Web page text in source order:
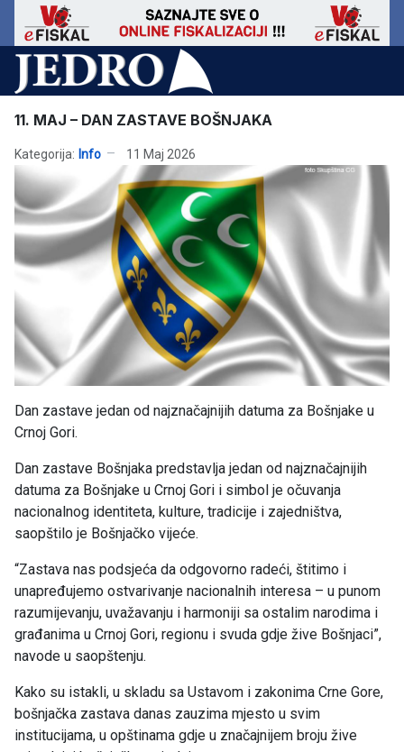
11. MAJ – DAN ZASTAVE BOŠNJAKA
Kategorija: Info 11 Maj 2026
Dan zastave jedan od najznačajnijih datuma za Bošnjake u
Crnoj Gori.
Dan zastave Bošnjaka predstavlja jedan od najznačajnijih
datuma za Bošnjake u Crnoj Gori i simbol je očuvanja
nacionalnog identiteta, kulture, tradicije i zajedništva,
saopštilo je Bošnjačko vijeće.
“Zastava nas podsjeća da odgovorno radeći, štitimo i
unapređujemo ostvarivanje nacionalnih interesa – u punom
razumijevanju, uvažavanju i harmoniji sa ostalim narodima i
građanima u Crnoj Gori, regionu i svuda gdje žive Bošnjaci”,
navode u saopštenju.
Kako su istakli, u skladu sa Ustavom i zakonima Crne Gore,
bošnjačka zastava danas zauzima mjesto u svim
institucijama, u opštinama gdje u značajnijem broju žive